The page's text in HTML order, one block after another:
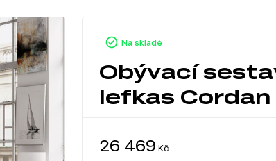
Na skladě
Obývací
lefkas Cordan
26 469 Kč